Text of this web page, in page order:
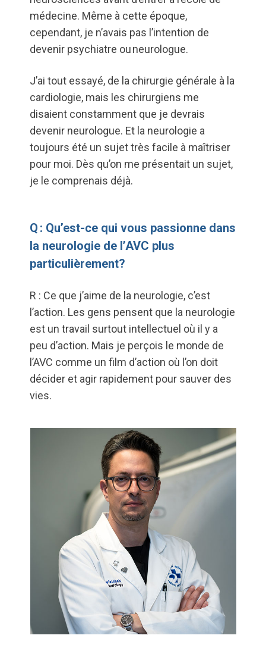
médecine. Même à cette époque,
cependant, je n’avais pas l’intention de
devenir psychiatre ou neurologue.
J’ai tout essayé, de la chirurgie générale à la
cardiologie, mais les chirurgiens me
disaient constamment que je devrais
devenir neurologue. Et la neurologie a
toujours été un sujet très facile à maîtriser
pour moi. Dès qu’on me présentait un sujet,
je le comprenais déjà.
Q : Qu’est-ce qui vous passionne dans
la neurologie de l’AVC plus
particulièrement?
R : Ce que j’aime de la neurologie, c’est
l’action. Les gens pensent que la neurologie
est un travail surtout intellectuel où il y a
peu d’action. Mais je perçois le monde de
l’AVC comme un film d’action où l’on doit
décider et agir rapidement pour sauver des
vies.